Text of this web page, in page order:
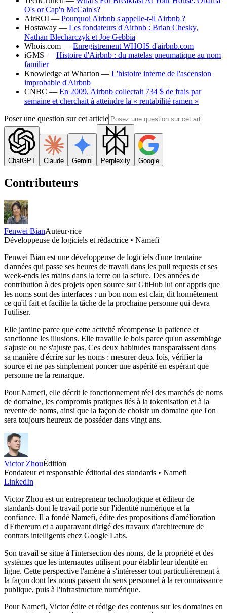
O's or Cap'n McCain's?
AirROI — Pourquoi Airbnb s'appelle-t-il Airbnb ?
Hostaway — Les fondateurs d'Airbnb : Brian Chesky,
Nathan Blecharczyk et Joe Gebbia
Whois.com — Enregistrement WHOIS d'airbnb.com
iGMS — Histoire d'Airbnb : du matelas pneumatique au nom
familier
Knowledge at Wharton — L'histoire interne de l'ascension
improbable d'Airbnb
CNBC — En 2009, Airbnb collectait 734 $ de frais par
semaine et cherchait à atteindre la « rentabilité ramen »
Poser une question sur cet article
ChatGPT Claude Gemini Perplexity Google
Contributeurs
Fenwei BianAuteur·rice
Développeuse de logiciels et rédactrice • Namefi
Fenwei Bian est une développeuse de logiciels d'une trentaine
d'années qui passe ses heures de travail dans les pull requests et ses
week-ends les mains dans la terre ou la sciure. Des années de
contribution à des projets open source sur GitHub lui ont appris que
les noms sont des interfaces : un bon nom est clair, dit honnêtement
ce qu'il fait et facilite la tâche de la prochaine personne qui devra
l'utiliser.
Elle jardine parce que cette activité récompense la patience et
sanctionne les illusions. Elle travaille le bois parce qu'un assemblage
s'ajuste ou ne s'ajuste pas. Ces deux habitudes transparaissent dans
sa manière d'écrire sur les noms : mesurer deux fois, vérifier la
source et ne pas simplement poncer une aspérité en espérant que
personne ne la remarque.
Pour Namefi, elle décrit le fonctionnement réel des marchés de noms
de domaine, les compromis pratiques liés à la tokenisation et à la
revente de noms, ainsi que la façon de choisir un domaine que l'on
sera toujours heureux de posséder dans vingt ans.
Victor ZhouÉdition
Fondateur et responsable éditorial des standards • Namefi
LinkedIn
Victor Zhou est un entrepreneur technologique et éditeur de
standards dont le travail porte sur l'identité numérique et la
confiance. Il a fondé Namefi, édite des propositions d'amélioration
d'Ethereum et a auparavant dirigé des travaux d'architecture de
contrats intelligents chez Google Labs.
Son travail se situe à l'intersection des noms, de la propriété et des
systèmes que les internautes utilisent pour établir leur identité en
ligne. Cette perspective l'amène à s'intéresser tout particulièrement à
la façon dont les noms passent du sens personnel à la reconnaissance
publique, puis à l'infrastructure numérique.
Pour Namefi, Victor édite et rédige des contenus sur les domaines en